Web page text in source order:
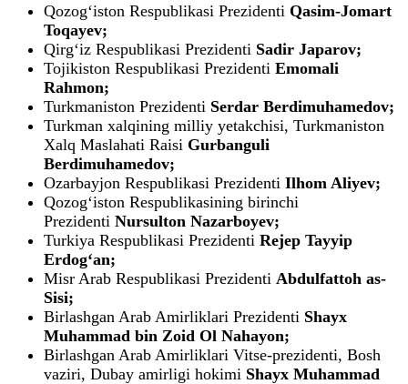
Qozogʻiston Respublikasi Prezidenti Qasim-Jomart
Toqayev;
Qirgʻiz Respublikasi Prezidenti Sadir Japarov;
Tojikiston Respublikasi Prezidenti Emomali
Rahmon;
Turkmaniston Prezidenti Serdar Berdimuhamedov;
Turkman xalqining milliy yetakchisi, Turkmaniston
Xalq Maslahati Raisi Gurbanguli
Berdimuhamedov;
Ozarbayjon Respublikasi Prezidenti Ilhom Aliyev;
Qozogʻiston Respublikasining birinchi
Prezidenti Nursulton Nazarboyev;
Turkiya Respublikasi Prezidenti Rejep Tayyip
Erdogʻan;
Misr Arab Respublikasi Prezidenti Abdulfattoh as-
Sisi;
Birlashgan Arab Amirliklari Prezidenti Shayx
Muhammad bin Zoid Ol Nahayon;
Birlashgan Arab Amirliklari Vitse-prezidenti, Bosh
vaziri, Dubay amirligi hokimi Shayx Muhammad